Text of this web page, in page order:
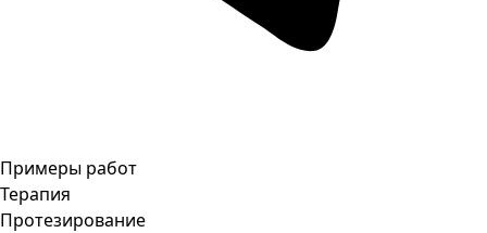
Примеры работ
Терапия
Протезирование